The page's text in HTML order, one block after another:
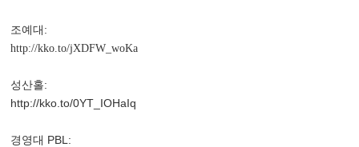
조예대:
http://kko.to/jXDFW_woKa
성산홀:
http://kko.to/0YT_IOHaIq
경영대 PBL: